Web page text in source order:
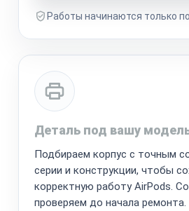
Работы начинаются только
Деталь под вашу
Подбираем корпус с точным
серии и конструкции, чтобы
корректную работу AirPods.
проверяем до начала ремонта.